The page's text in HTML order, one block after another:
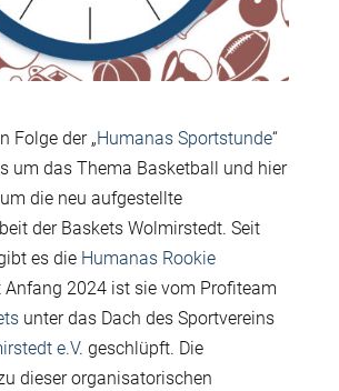
Folge der „Humanas Sportstunde“
um das Thema Basketball und hier
die neu aufgestellte
der Baskets Wolmirstedt. Seit
es die Humanas Rookie
Anfang 2024 ist sie vom Profiteam
unter das Dach des Sportvereins
e.V. geschlüpft. Die
dieser organisatorischen